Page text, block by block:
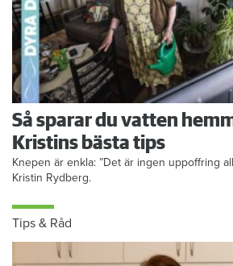
Så sparar du vatten
Kristins bästa tips
Knepen är enkla: ”Det är ingen uppoffring
Kristin Rydberg.
Tips & Råd